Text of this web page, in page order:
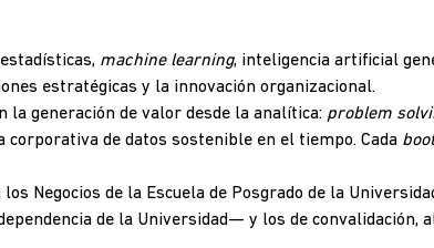
machine learning, inteligencia artificial
estratégicas y la innovación organizacional.
la generación de valor desde la analítica: problem
de datos sostenible en el tiempo. Cada
Negocios de la Escuela de Posgrado de la
de la Universidad— y los de convalidación,